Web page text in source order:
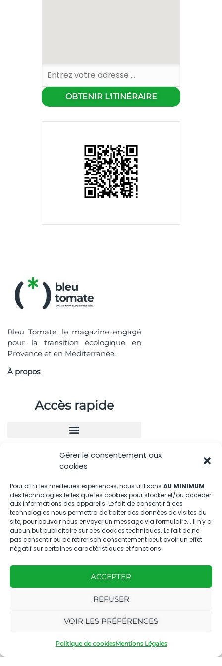
Gérer le consentement aux
cookies
Pour offrir les meilleures expériences, nous utilisons AU MINIMUM
des technologies telles que les cookies pour stocker et/ou accéder
aux informations des appareils. Le fait de consentir à ces
technologies nous permettra de traiter des données de visites du
site, pour pouvoir nous envoyer un message via formulaire... Il n'y a
aucun but publicitaire sur ces cookies techniques. Le fait de ne
pas consentir ou de retirer son consentement peut avoir un effet
négatif sur certaines caractéristiques et fonctions.
ACCEPTER
REFUSER
VOIR LES PRÉFÉRENCES
Politique de cookiesMentions Légales
Bleu Tomate, le magazine engagé
pour la transition écologique en
Provence et en Méditerranée.
À propos
Accès rapide
Nous contacter
04.88.08.75.28
contactBT@bleu-tomate.fr
Kit média
Kit média Bleu Tomate
Nous suivre